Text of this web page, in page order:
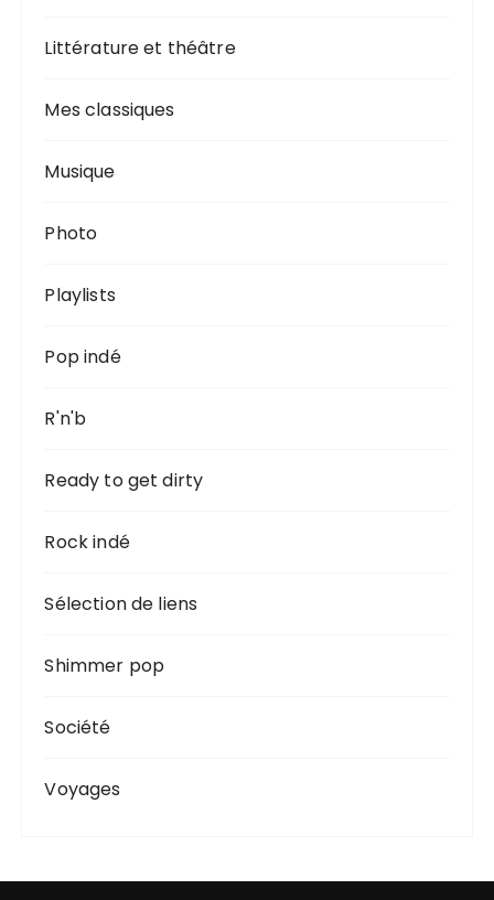
Littérature et théâtre
Mes classiques
Musique
Photo
Playlists
Pop indé
R'n'b
Ready to get dirty
Rock indé
Sélection de liens
Shimmer pop
Société
Voyages